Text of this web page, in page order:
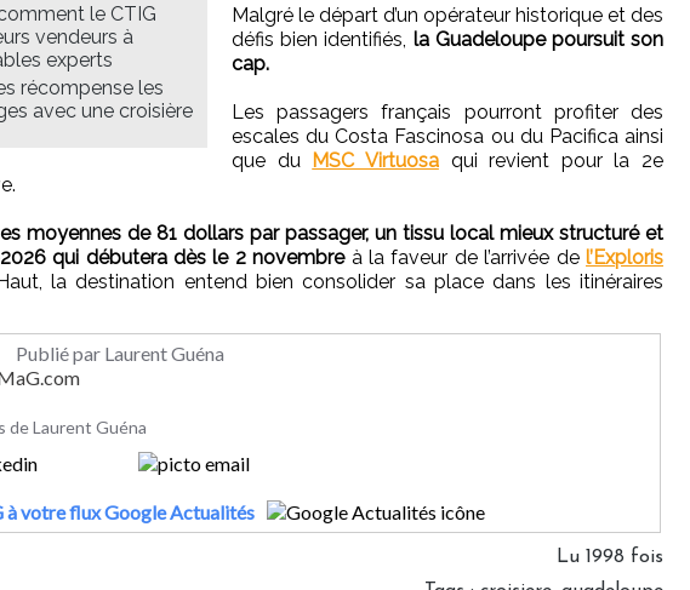
le CTIG
vendeurs à
experts
récompense les
avec une croisière
Malgré le départ d’un opérateur historique et des
défis bien identifiés, la Guadeloupe poursuit son
cap.
Les passagers français pourront profiter des
escales du Costa Fascinosa ou du Pacifica ainsi
que du MSC Virtuosaqui revient pour la 2e
moyennes de 81 dollars par passager, un tissu local mieux structuré et
qui débutera dès le 2 novembreà la faveur de l’arrivée del’Exploris
la destination entend bien consolider sa place dans les itinéraires
Publié par Laurent Guéna
de Laurent Guéna
votre flux Google Actualités
Lu 1998 fois